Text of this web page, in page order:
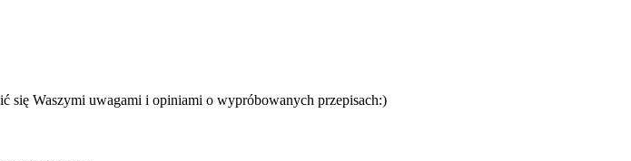
się Waszymi uwagami i opiniami o wypróbowanych przepisach:)